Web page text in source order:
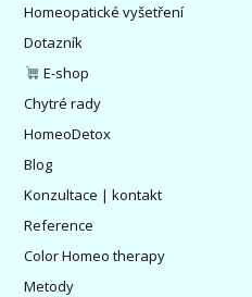
Homeopatické vyšetření
Dotazník
E-shop
Chytré rady
HomeoDetox
Blog
Konzultace | kontakt
Reference
Color Homeo therapy
Metody